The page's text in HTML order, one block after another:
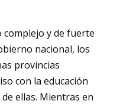
complejo y de fuerte
nacional, los
provincias
con la educación
ellas. Mientras en